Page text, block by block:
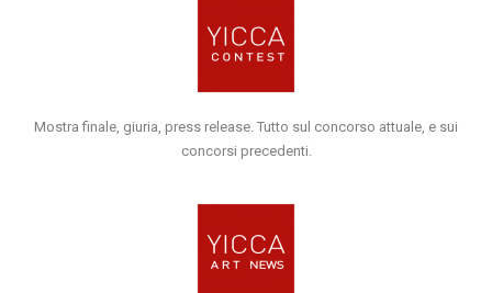
Mostra finale, giuria, press release. Tutto sul concorso attuale, e sui
concorsi precedenti.